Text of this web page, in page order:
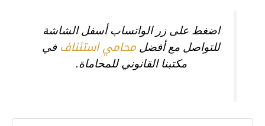
اضغط على زر الواتساب أسفل الشاشة
للتواصل مع أفضل محامي استئناف في
مكتبنا القانوني للمحاماة.